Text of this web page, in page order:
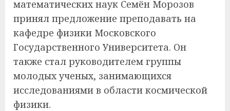
математических наук Семён Морозов
принял предложение преподавать на
кафедре физики Московского
Государственного Университета. Он
также стал руководителем группы
молодых ученых, занимающихся
исследованиями в области космической
физики.